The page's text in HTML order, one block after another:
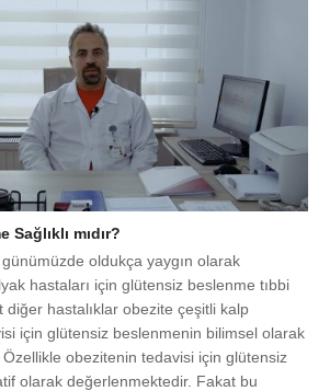
mıdır?
oldukça yaygın olarak
hastaları için glütensiz beslenme tıbbi
diğer hastalıklar obezite çeşitli kalp
için glütensiz beslenmenin bilimsel olarak
Özellikle obezitenin tedavisi için glütensiz
olarak değerlenmektedir. Fakat bu